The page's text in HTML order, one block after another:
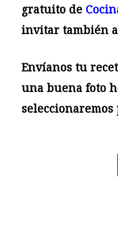
gratuito de
invitar también
Envíanos tu
una buena foto